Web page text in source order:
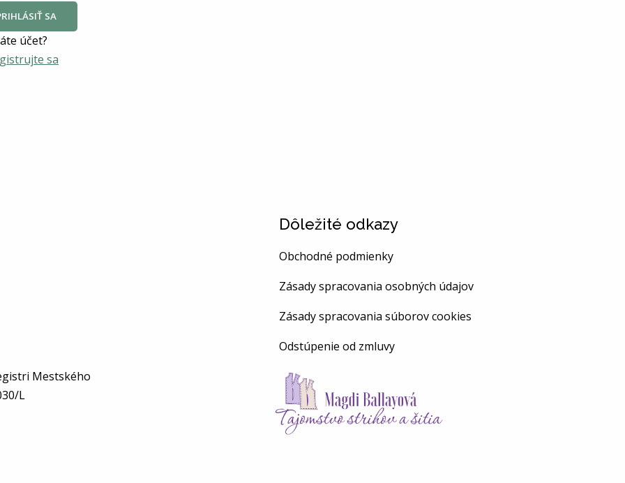
SA
účet?
sa
Mestského
L
Dôležité odkazy
Obchodné podmienky
Zásady spracovania osobných údajov
Zásady spracovania súborov cookies
Odstúpenie od zmluvy